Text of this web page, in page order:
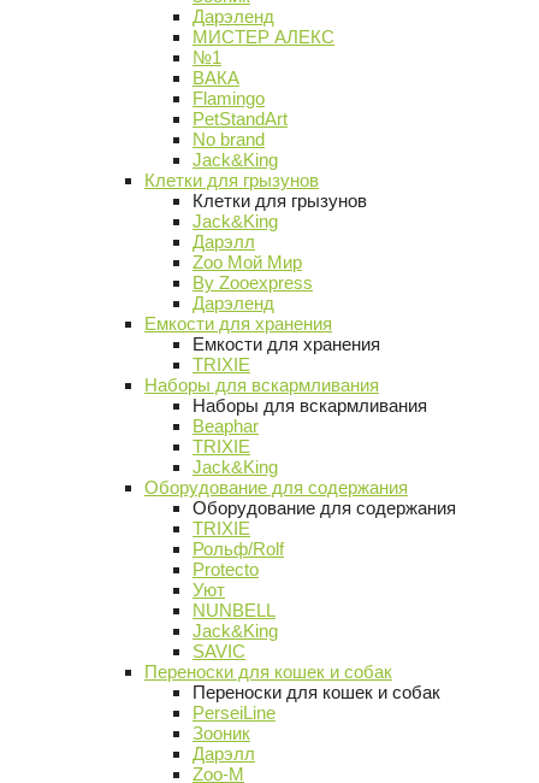
Дарэленд
МИСТЕР АЛЕКС
№1
ВАКА
Flamingo
PetStandArt
No brand
Jack&King
Клетки для грызунов
Клетки для грызунов
Jack&King
Дарэлл
Zoo Мой Мир
By Zooexpress
Дарэленд
Емкости для хранения
Емкости для хранения
TRIXIE
Наборы для вскармливания
Наборы для вскармливания
Beaphar
TRIXIE
Jack&King
Оборудование для содержания
Оборудование для содержания
TRIXIE
Рольф/Rolf
Protecto
Уют
NUNBELL
Jack&King
SAVIC
Переноски для кошек и собак
Переноски для кошек и собак
PerseiLine
Зооник
Дарэлл
Zoo-M